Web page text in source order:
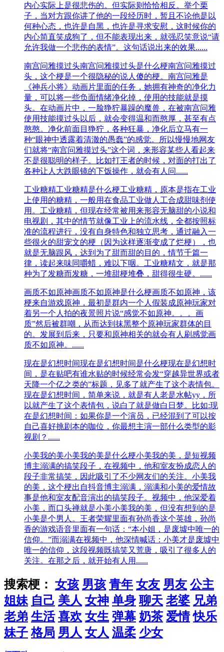
内心实际上是很悲伤的。但实际则恰恰相反。举个栗
子，当对方跟你讲了他的一段经历时，暂且不论他是以
何种心态，也许是自黑，也许是寻求安慰，这时候你的
内心简直笑成狗了，但不能表现出来，就强忍笑意说“请
允许我做一个悲伤的表情”。这句话说出来的效果......
南宫问雅摸过头南宫问雅摸过头是什么梗南宫问雅摸过
头，这个梗是一个很隐秘的说人傻的梗。南宫问雅是
《神兵小将》动画片里面的任务，她拥有神奇的净化力
量，可以将一些负面情绪净化掉，使用的技能就是摸
头。在动画片中，一脸狰狞暴躁的魔兽，在被南宫问雅
使用技能摸过头以后，就会变得温和而憨厚，甚至有点
憨憨。净化前面目狰狞，各种狂暴，净化后立马有一
种“眼神中透露着清澈的愚蠢”的感觉。所以慢慢地网友
们就将“南宫问雅摸过头”这个词，来形容某些人看起来
不是很聪明的样子。比如打王者的时候，对面的打出了
各种让人大跌眼镜的下饭操作，就会有人问......
工业糖精工业糖精是什么梗工业糖精，原本是指在工业
上使用的糖精，一般用在食品工业做人工合成甜味剂使
用。工业糖精，但现在经常被用来形容无脑甜的小说和
电视剧，其中的情节就像工业上的流水线，全都按照标
准的流程进行，没有自身特色和独立思考，通过融入一
些很火的甜宠文的梗（因为这样逐渐变成了烂梗），也
就是无脑跟风，达到为了甜而甜的目的，情节千篇一
律，读起来味同嚼蜡，难以下咽。工业糖精文，就是那
种为了发糖而发糖，一堆甜梗堆叠，甜得很生硬。......
画质不如原神​画质不如原神是什么梗画质不如原神，该
梗来自游戏原神，最初是群内一个人假装成原神玩家对
着另一个人拍的夜景照片说“感觉不如原神。。。画
质”然后被群嘲，从而达到抹黑整个原神玩家群体的目
的。发展到后来，只要和原神相关的就会有人刷感觉画
质不如原神。......
现在是幻想时间现在是幻想时间是什么梗现在是幻想时
间，是在贴吧有谁水贴的时候经常会发“穿越异世界或者
天降一个亿之类的”标题，见多了就产生了这个表情包。
现在是幻想时间，简单来说，就是有人老是水帖yy，所
以就产生了这个表情包，说白了就是做白日梦。比如:现
在是幻想时间：如果你是一个演员，已经混到了可以按
自己喜好挑剧本的咖位，你最想主演一部什么类型的影
视剧？......
小美我的美小美我的美是什么梗小美我的美，是短视频
博主溺满的搞笑段子，在视频中，他和室友扮成恋人的
段子非常搞笑，因此吸引了不少网友们的关注。小美我
的美，这个梗出自抖音博主溺满，溺满和小美的爱情故
事是他和室友配音演出的搞笑段子。视频中，他深爱着
小美，而口头禅就是小美小美我的美，但没有想到的是
小美是个男人。王者荣耀里面有孙尚香这个英雄，孙尚
香的游戏语音里面有一句话：“本小姐，是废墟中唯一的
信仰。”而溺满在视频中，他深情喊话：小美才是废墟中
唯一的信仰，这段视频既搞笑又荒唐，吸引了很多人的
关注。在那之后，就开始有人用......
搜索梗： 女孩 男孩 青年 女友 男友 公主
姐妹 自己 美人 女神 单身 聊天 老婆 兄弟
老弟 生活 喜欢 女生 弹幕 奶茶 爱情 快乐
妹子 格局 男人 女人 温柔 少女